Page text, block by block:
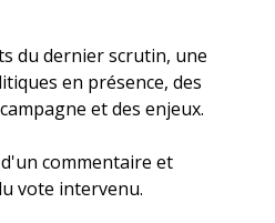
du dernier scrutin, une
en présence, des
et des enjeux.
commentaire et
vote intervenu.